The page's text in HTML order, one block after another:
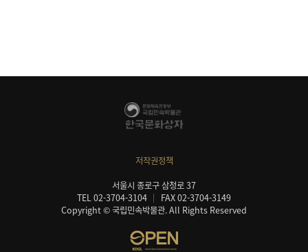
저작권정책
서울시 종로구 삼청로 37
TEL 02-3704-3104
FAX 02-3704-3149
Copyright © 국립민속박물관. All Rights Reserved